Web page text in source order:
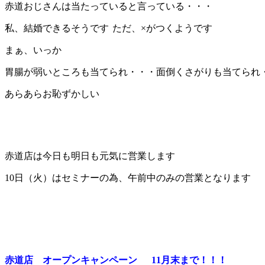
赤道おじさんは当たっていると言っている・・・
私、結婚できるそうです ただ、×がつくようです
まぁ、いっか
胃腸が弱いところも当てられ・・・面倒くさがりも当てられ
あらあらお恥ずかしい
赤道店は今日も明日も元気に営業します
10日（火）はセミナーの為、午前中のみの営業となります
赤道店 オープンキャンペーン 11月末まで！！！